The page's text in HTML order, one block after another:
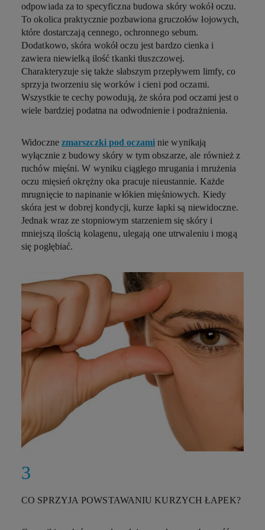
odpowiada za to specyficzna budowa skóry wokół oczu.
To okolica praktycznie pozbawiona gruczołów łojowych,
które dostarczają cennego, ochronnego sebum.
Dodatkowo, skóra wokół oczu jest bardzo cienka i
zawiera niewielką ilość tkanki tłuszczowej.
Charakteryzuje się także słabszym przepływem limfy, co
sprzyja tworzeniu się worków i cieni pod oczami.
Wszystkie te cechy powodują, że skóra pod oczami jest o
wiele bardziej podatna na odwodnienie i podrażnienia.
Widoczne zmarszczki pod oczaminie wynikają
wyłącznie z budowy skóry w tym obszarze, ale również z
ruchów mięśni. W wyniku ciągłego mrugania i mrużenia
oczu mięsień okrężny oka pracuje nieustannie. Każde
mrugnięcie to napinanie włókien mięśniowych. Kiedy
skóra jest w dobrej kondycji, kurze łapki są niewidoczne.
Jednak wraz ze stopniowym starzeniem się skóry i
mniejszą ilością kolagenu, ulegają one utrwaleniu i mogą
się pogłębiać.
CO SPRZYJA POWSTAWANIU KURZYCH ŁAPEK?